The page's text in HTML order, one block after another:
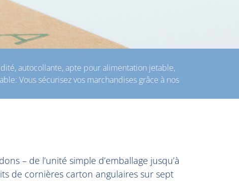
autocollante, apte pour alimentation jetable,
Vous sécurisez vos marchandises grâce à nos
– de l’unité simple d’emballage jusqu’à
de cornières carton angulaires sur sept